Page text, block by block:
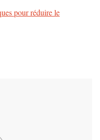
pour réduire le